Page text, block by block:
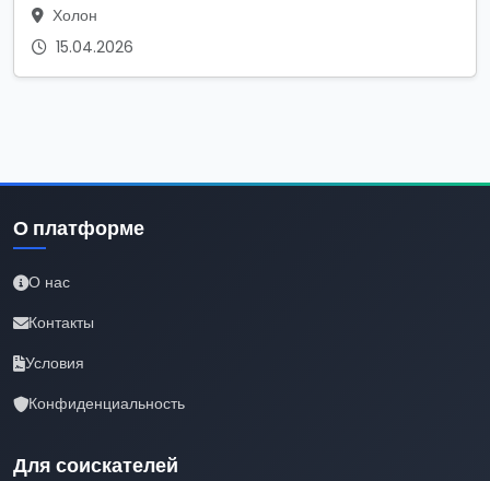
Холон
15.04.2026
О платформе
О нас
Контакты
Условия
Конфиденциальность
Для соискателей